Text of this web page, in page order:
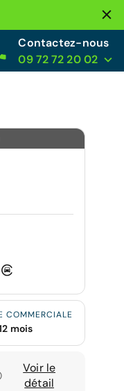
Contactez-nous
09 72 72 20 02
COMMERCIALE
mois
Voir le
détail